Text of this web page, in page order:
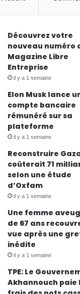
Découvrez votre
nouveau numéro
Magazine Libre
Entreprise
il y a 1 semaine
Elon Musk lance
compte bancaire
rémunéré sur sa
plateforme
il y a 1 semaine
Reconstruire
coûterait 71
selon une étude
d’Oxfam
il y a 1 semaine
Une femme
de 67 ans
vue après une
inédite
il y a 1 semaine
TPE: Le
Akhannouch paie